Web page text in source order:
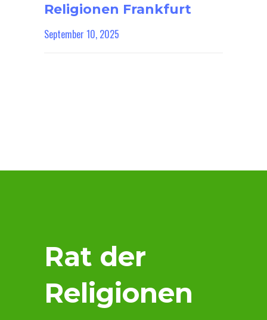
Religionen Frankfurt
September 10, 2025
Rat der
Religionen